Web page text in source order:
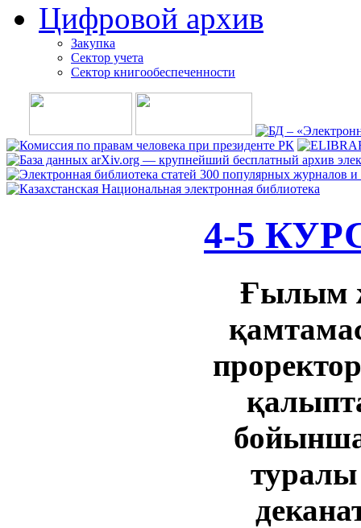
Цифровой архив
Закупка
Сектор учета
Сектор книгообеспеченности
4-5
Ғылым
туралы